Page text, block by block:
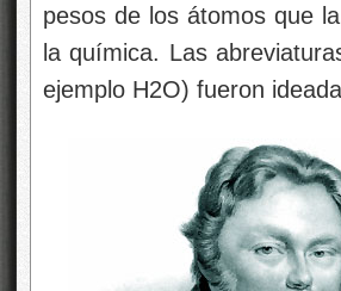
pesos de los átomos que
la química. Las
ejemplo H2O) fueron